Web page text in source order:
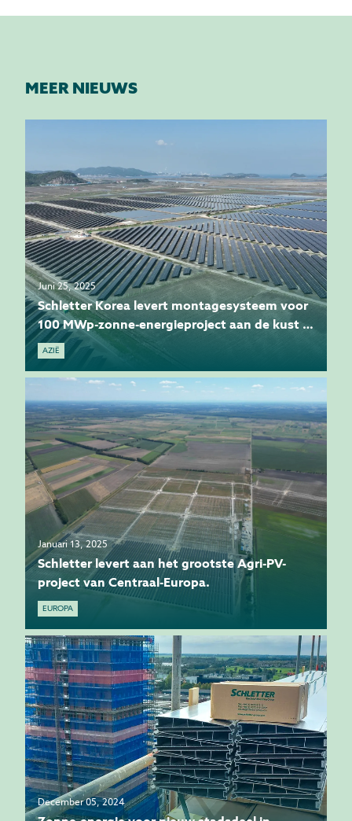
MEER NIEUWS
Juni 25, 2025
Schletter Korea levert montagesysteem voor
100 MWp-zonne-energieproject aan de kust in
Dangjin
AZIË
Januari 13, 2025
Schletter levert aan het grootste Agri-PV-
project van Centraal-Europa.
EUROPA
December 05, 2024